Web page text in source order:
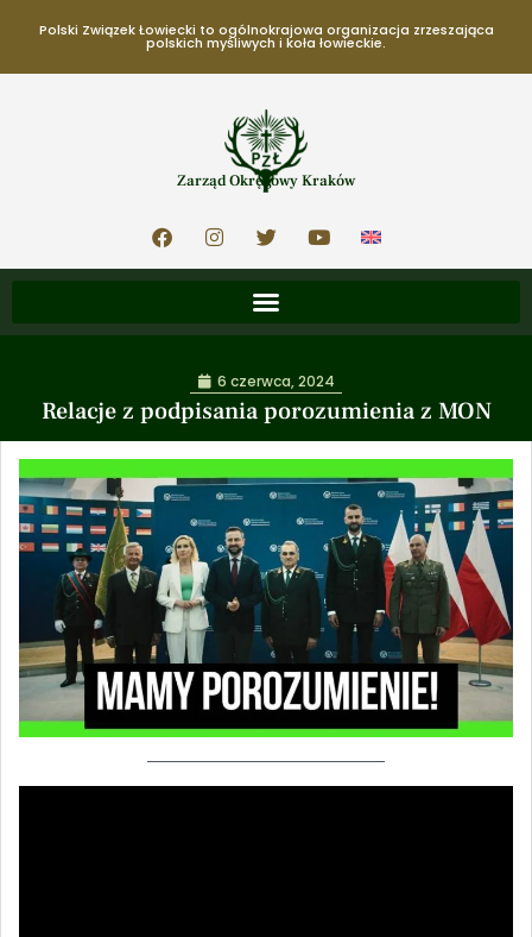
Polski Związek Łowiecki to ogólnokrajowa organizacja zrzeszająca
polskich myśliwych i koła łowieckie.
Zarząd Okręgowy Kraków
Relacje z podpisania porozumienia z MON
6 czerwca, 2024